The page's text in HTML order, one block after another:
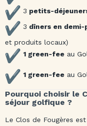
3 petits-
3 dîners en demi-
et produits locaux)
1 green-fee au
1 green-fee au
Pourquoi choisir le
séjour golfique ?
Le Clos de Fougères